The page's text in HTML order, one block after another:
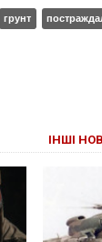
грунт
ІНШІ